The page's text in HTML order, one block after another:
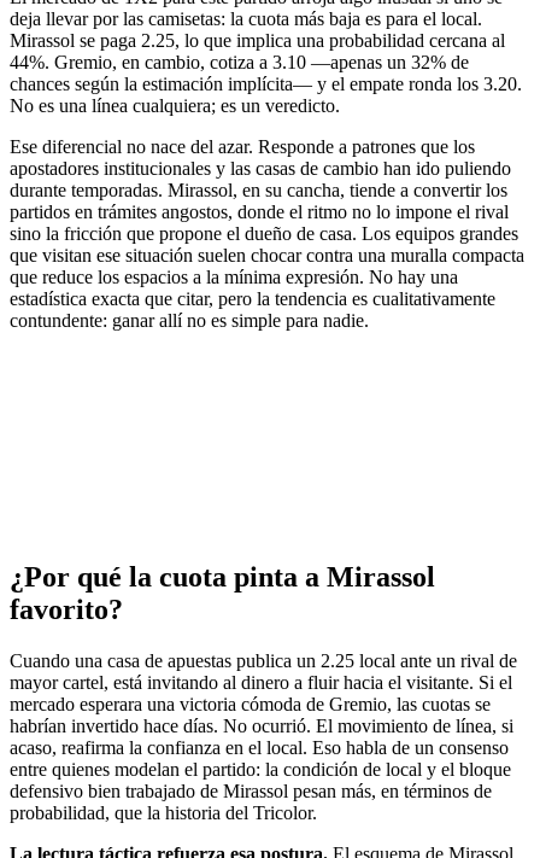
deja llevar por las camisetas: la cuota más baja es para el local.
Mirassol se paga 2.25, lo que implica una probabilidad cercana al
44%. Gremio, en cambio, cotiza a 3.10 —apenas un 32% de
chances según la estimación implícita— y el empate ronda los 3.20.
No es una línea cualquiera; es un veredicto.
Ese diferencial no nace del azar. Responde a patrones que los
apostadores institucionales y las casas de cambio han ido puliendo
durante temporadas. Mirassol, en su cancha, tiende a convertir los
partidos en trámites angostos, donde el ritmo no lo impone el rival
sino la fricción que propone el dueño de casa. Los equipos grandes
que visitan ese situación suelen chocar contra una muralla compacta
que reduce los espacios a la mínima expresión. No hay una
estadística exacta que citar, pero la tendencia es cualitativamente
contundente: ganar allí no es simple para nadie.
¿Por qué la cuota pinta a Mirassol
favorito?
Cuando una casa de apuestas publica un 2.25 local ante un rival de
mayor cartel, está invitando al dinero a fluir hacia el visitante. Si el
mercado esperara una victoria cómoda de Gremio, las cuotas se
habrían invertido hace días. No ocurrió. El movimiento de línea, si
acaso, reafirma la confianza en el local. Eso habla de un consenso
entre quienes modelan el partido: la condición de local y el bloque
defensivo bien trabajado de Mirassol pesan más, en términos de
probabilidad, que la historia del Tricolor.